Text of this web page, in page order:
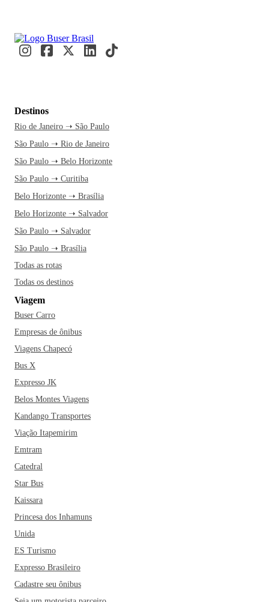
Destinos
Rio de Janeiro ➝ São Paulo
São Paulo ➝ Rio de Janeiro
São Paulo ➝ Belo Horizonte
São Paulo ➝ Curitiba
Belo Horizonte ➝ Brasília
Belo Horizonte ➝ Salvador
São Paulo ➝ Salvador
São Paulo ➝ Brasília
Todas as rotas
Todas os destinos
Viagem
Buser Carro
Empresas de ônibus
Viagens Chapecó
Bus X
Expresso JK
Belos Montes Viagens
Kandango Transportes
Viação Itapemirim
Emtram
Catedral
Star Bus
Kaissara
Princesa dos Inhamuns
Unida
ES Turismo
Expresso Brasileiro
Cadastre seu ônibus